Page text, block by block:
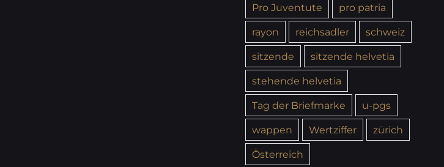
Pro Juventute
pro patria
rayon
reichsadler
schweiz
sitzende
sitzende helvetia
stehende helvetia
Tag der Briefmarke
u-pgs
wappen
Wertziffer
zürich
Österreich